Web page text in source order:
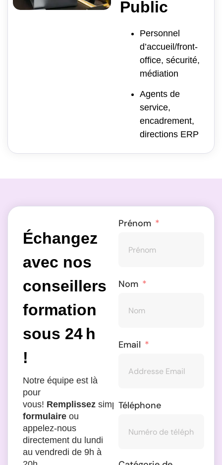
Public
Personnel
d’accueil/front-
office, sécurité,
médiation
Agents de
service,
encadrement,
directions ERP
Échangez
avec nos
conseillers
formation
sous 24 h
!
Notre équipe est là
pour
vous! Remplissez simplementle
formulaire ou
appelez-nous
directement du lundi
au vendredi de 9h à
Prénom
Nom
Email
Téléphone